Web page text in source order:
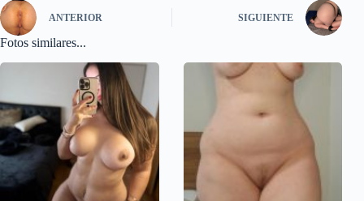
ANTERIOR SIGUIENTE
Fotos similares...